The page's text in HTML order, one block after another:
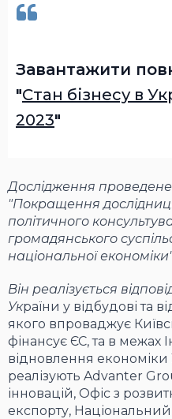
Завантажити
"Стан бізнесу в
2023"
Дослідження
"Покращення
політичного
громадянського
національної
Він реалізується
України у відбудові та
якого впроваджує
фінансує ЄС, та в межах
відновлення економіки
реалізують Advanter
інновацій, Офіс з
експорту, Національний